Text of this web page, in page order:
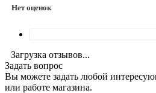
Нет оценок
Загрузка отзывов...
Задать вопрос
Вы можете задать любой
или работе магазина.